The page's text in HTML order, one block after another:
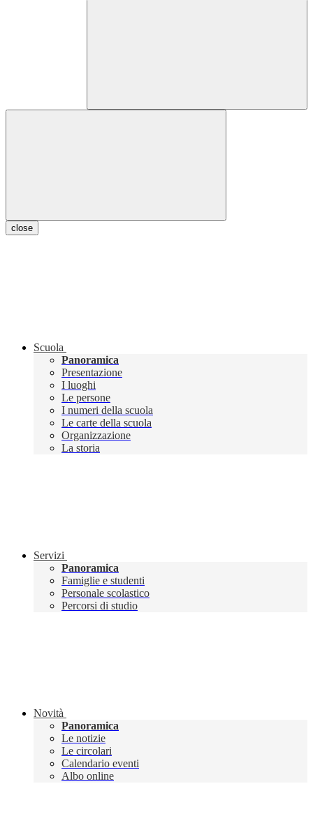
close
Scuola
Panoramica
Presentazione
I luoghi
Le persone
I numeri della scuola
Le carte della scuola
Organizzazione
La storia
Servizi
Panoramica
Famiglie e studenti
Personale scolastico
Percorsi di studio
Novità
Panoramica
Le notizie
Le circolari
Calendario eventi
Albo online